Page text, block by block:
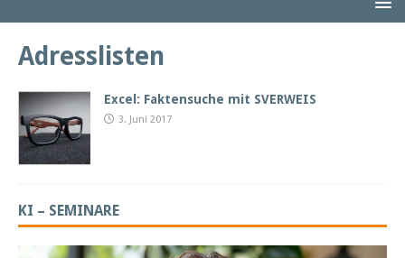
Adresslisten
Excel: Faktensuche mit SVERWEIS
3. Juni 2017
KI – SEMINARE